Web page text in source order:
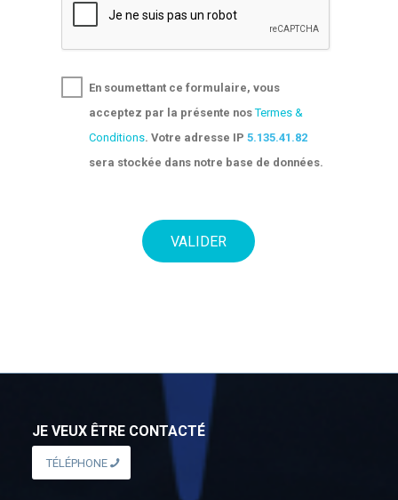
En soumettant ce formulaire, vous
acceptez par la présente nosTermes &
Conditions. Votre adresse IP 5.135.41.82
sera stockée dans notre base de données.
VALIDER
JE VEUX ÊTRE CONTACTÉ
TÉLÉPHONE